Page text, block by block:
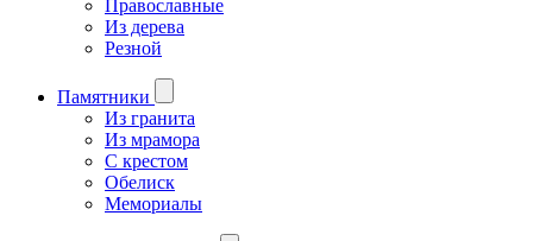
Православные
Из дерева
Резной
Памятники
Из гранита
Из мрамора
С крестом
Обелиск
Мемориалы